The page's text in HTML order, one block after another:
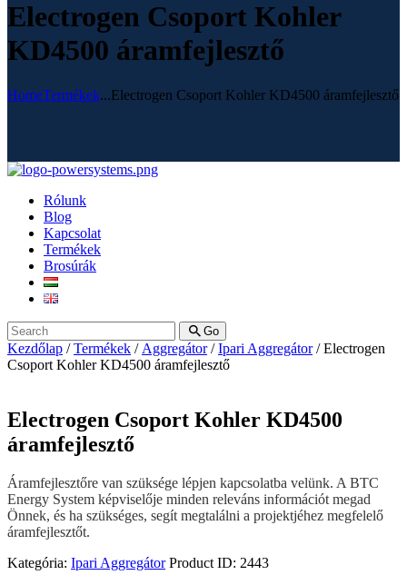
Electrogen Csoport Kohler
KD4500 áramfejlesztő
HomeTermékek...Electrogen Csoport Kohler KD4500 áramfejlesztő
Rólunk
Blog
Kapcsolat
Termékek
Brosúrák
Go
Kezdőlap /Termékek / Aggregátor/Ipari Aggregátor/ Electrogen
Csoport Kohler KD4500 áramfejlesztő
Electrogen Csoport Kohler KD4500
áramfejlesztő
Áramfejlesztőre van szüksége lépjen kapcsolatba velünk. A BTC
Energy System képviselője minden releváns információt megad
Önnek, és ha szükséges, segít megtalálni a projektjéhez megfelelő
áramfejlesztőt.
Kategória: Ipari Aggregátor Product ID: 2443